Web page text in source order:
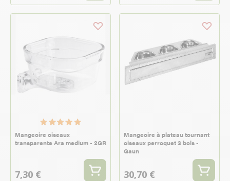
Mangeoire oiseaux
transparente Ara medium - 2GR
7,30 €
Mangeoire à plateau tournant
oiseaux perroquet 3 bols -
Gaun
30,70 €